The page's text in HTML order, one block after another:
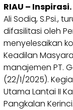
RIAU –
Ali Sodiq, S.Psi.,
difasilitasi oleh
menyelesaikan
Keadilan
manajemen PT.
(22/1/2025).
Utama Lantai II
Pangkalan Kerinci.